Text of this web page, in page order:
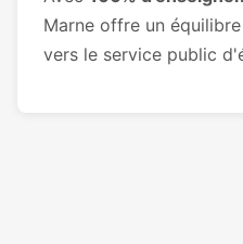
Marne offre un
vers le service public